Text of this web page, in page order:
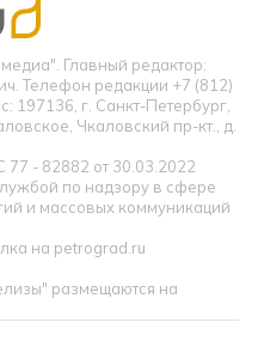
Главный редактор:
Телефон редакции +7 (812)
197136, г. Санкт-Петербург,
Чкаловский пр-кт., д.
- 82882 от 30.03.2022
по надзору в сфере
и массовых коммуникаций
на petrograd.ru
размещаются на